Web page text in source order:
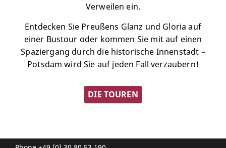
Verweilen ein.
Entdecken Sie Preußens Glanz und Gloria auf
einer Bustour oder kommen Sie mit auf einen
Spaziergang durch die historische Innenstadt –
Potsdam wird Sie auf jeden Fall verzaubern!
DIE TOUREN